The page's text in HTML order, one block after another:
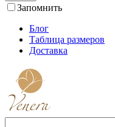
Запомнить
Блог
Таблица размеров
Доставка